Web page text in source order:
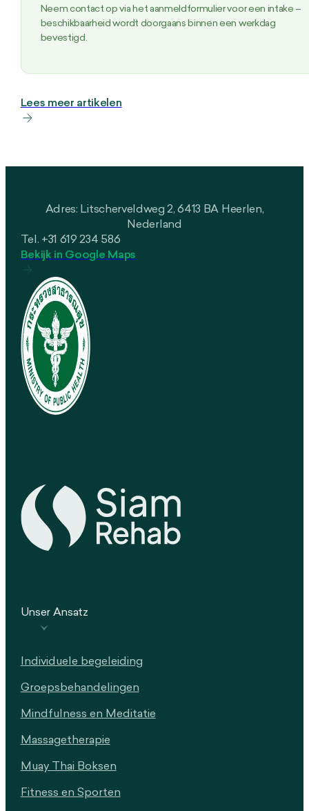
Neem contact op via het aanmeldformulier voor een intake –
beschikbaarheid wordt doorgaans binnen een werkdag
bevestigd.
Lees meer artikelen
Adres: Litscherveldweg 2, 6413 BA Heerlen,
Nederland
Tel. +31 619 234 586
Bekijk in Google Maps
Unser Ansatz
Individuele begeleiding
Groepsbehandelingen
Mindfulness en Meditatie
Massagetherapie
Muay Thai Boksen
Fitness en Sporten